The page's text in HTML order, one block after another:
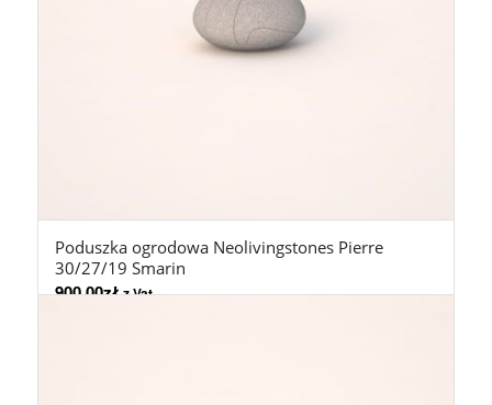
Poduszka ogrodowa Neolivingstones Pierre
30/27/19 Smarin
900,00zł z Vat